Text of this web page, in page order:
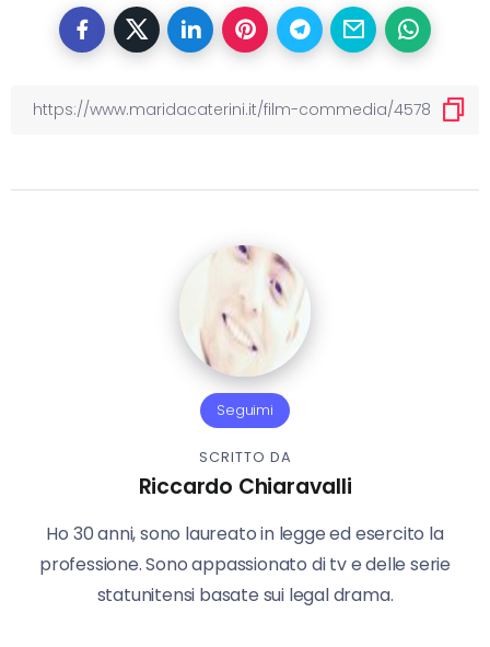
Seguimi
SCRITTO DA
Riccardo Chiaravalli
Ho 30 anni, sono laureato in legge ed esercito la
professione. Sono appassionato di tv e delle serie
statunitensi basate sui legal drama.